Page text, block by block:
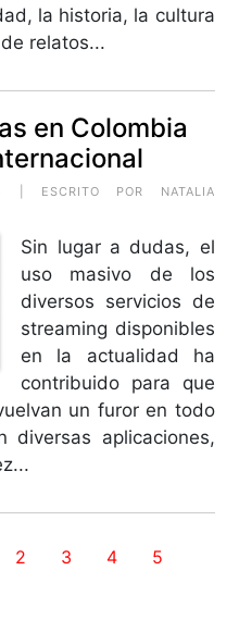
la historia, la cultura
relatos...
en Colombia
| ESCRITO POR NATALIA
Sin lugar a dudas, el
uso masivo de los
diversos servicios de
streaming disponibles
en la actualidad ha
contribuido para que
un furor en todo
diversas aplicaciones,
2 3 4
5